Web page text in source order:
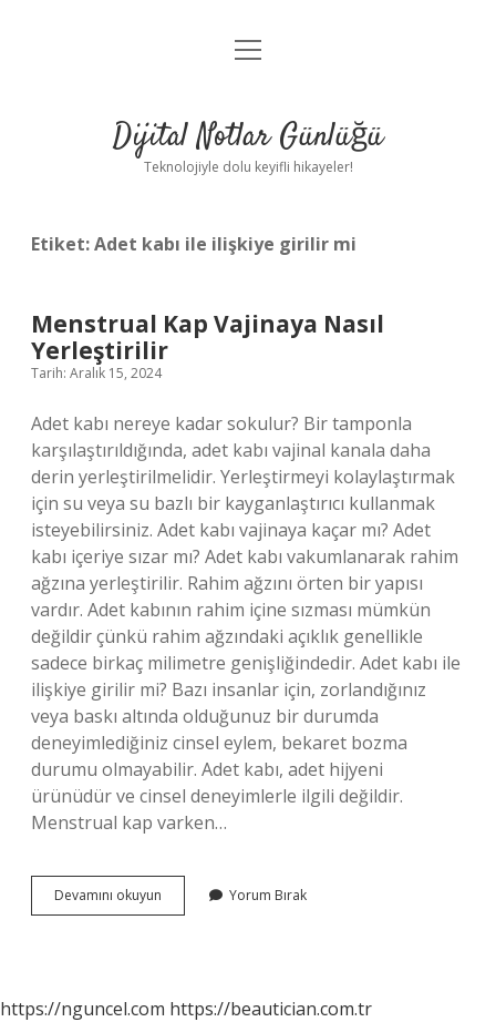
Anasayfa
Yasal Uyarı
menüyü
Dijital Notlar Günlüğü
Teknolojiyle dolu keyifli hikayeler!
Etiket:Adet kabı ile ilişkiye girilir mi
Menstrual Kap Vajinaya Nasıl
Yerleştirilir
Tarih: Aralık 15, 2024
Adet kabı nereye kadar sokulur? Bir tamponla
karşılaştırıldığında, adet kabı vajinal kanala daha
derin yerleştirilmelidir. Yerleştirmeyi kolaylaştırmak
için su veya su bazlı bir kayganlaştırıcı kullanmak
isteyebilirsiniz. Adet kabı vajinaya kaçar mı? Adet
kabı içeriye sızar mı? Adet kabı vakumlanarak rahim
ağzına yerleştirilir. Rahim ağzını örten bir yapısı
vardır. Adet kabının rahim içine sızması mümkün
değildir çünkü rahim ağzındaki açıklık genellikle
sadece birkaç milimetre genişliğindedir. Adet kabı ile
ilişkiye girilir mi? Bazı insanlar için, zorlandığınız
veya baskı altında olduğunuz bir durumda
deneyimlediğiniz cinsel eylem, bekaret bozma
durumu olmayabilir. Adet kabı, adet hijyeni
ürünüdür ve cinsel deneyimlerle ilgili değildir.
Menstrual kap varken…
Devamını okuyun Menstrual
Kap
Yorum Bırak
https://nguncel.com https://beautician.com.tr